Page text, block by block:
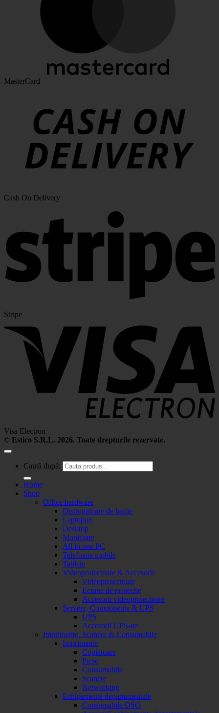
MasterCard
Cash On Delivery
Stripe
Visa Electron
© Estico S.R.L. 2026. Toate drepturile rezervate.
Caută după:
Home
Shop
Office hardware
Distrugatoare de hartie
Laptopuri
Desktop
Monitoare
All in one PC
Telefoane mobile
Tablete
Videoproiectoare & Accesorii
Videoproiectoare
Ecrane de proiectie
Accesorii videoproiectoare
Servere, Componente & UPS
UPS
Accesorii UPS-uri
Imprimante, Scanere & Consumabile
Imprimante
Copiatoare
Piese
Consumabile
Scanere
Networking
Echipamente departamentale
Consumabile OSG